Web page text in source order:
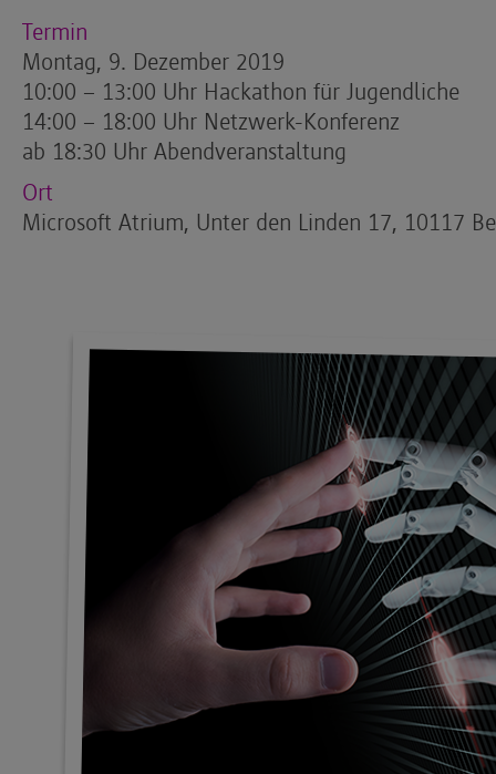
Termin
Montag, 9. Dezember 2019
10:00 – 13:00 Uhr Hackathon für Jugendliche
14:00 – 18:00 Uhr Netzwerk-Konferenz
ab 18:30 Uhr Abendveranstaltung
Ort
Microsoft Atrium, Unter den Linden 17, 10117